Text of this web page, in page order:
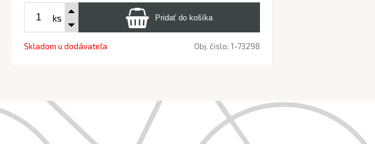
ks
Skladom u dodávateľa Obj. čislo: 1-73298